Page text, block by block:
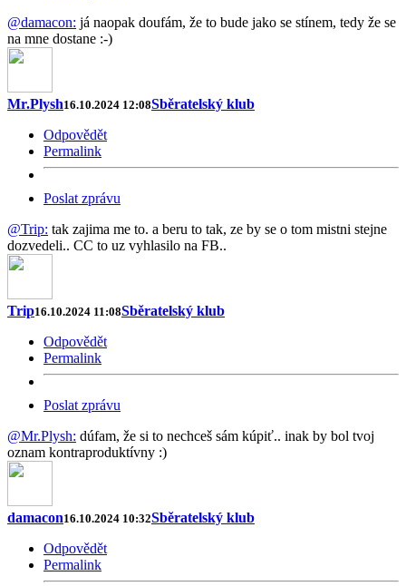
@damacon: já naopak doufám, že to bude jako se stínem, tedy že se
na mne dostane :-)
Mr.Plysh16.10.2024 12:08Sběratelský klub
Odpovědět
Permalink
Poslat zprávu
@Trip: tak zajima me to. a beru to tak, ze by se o tom mistni stejne
dozvedeli.. CC to uz vyhlasilo na FB..
Trip16.10.2024 11:08Sběratelský klub
Odpovědět
Permalink
Poslat zprávu
@Mr.Plysh: dúfam, že si to nechceš sám kúpiť.. inak by bol tvoj
oznam kontraproduktívny :)
damacon16.10.2024 10:32Sběratelský klub
Odpovědět
Permalink